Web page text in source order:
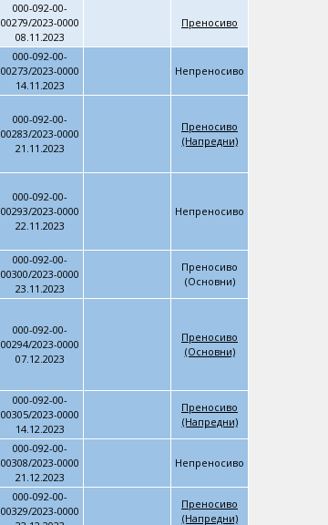
000-092-00-
00279/2023-0000
08.11.2023
Преносиво
000-092-00-
00273/2023-0000
14.11.2023
Непреносиво
000-092-00-
00283/2023-0000
21.11.2023
Преносиво
(Напредни)
000-092-00-
00293/2023-0000
22.11.2023
Непреносиво
000-092-00-
00300/2023-0000
23.11.2023
Преносиво
(Основни)
000-092-00-
00294/2023-0000
07.12.2023
Преносиво
(Основни)
000-092-00-
00305/2023-0000
14.12.2023
Преносиво
(Напредни)
000-092-00-
00308/2023-0000
21.12.2023
Непреносиво
000-092-00-
00329/2023-0000
Преносиво
(Напредни)